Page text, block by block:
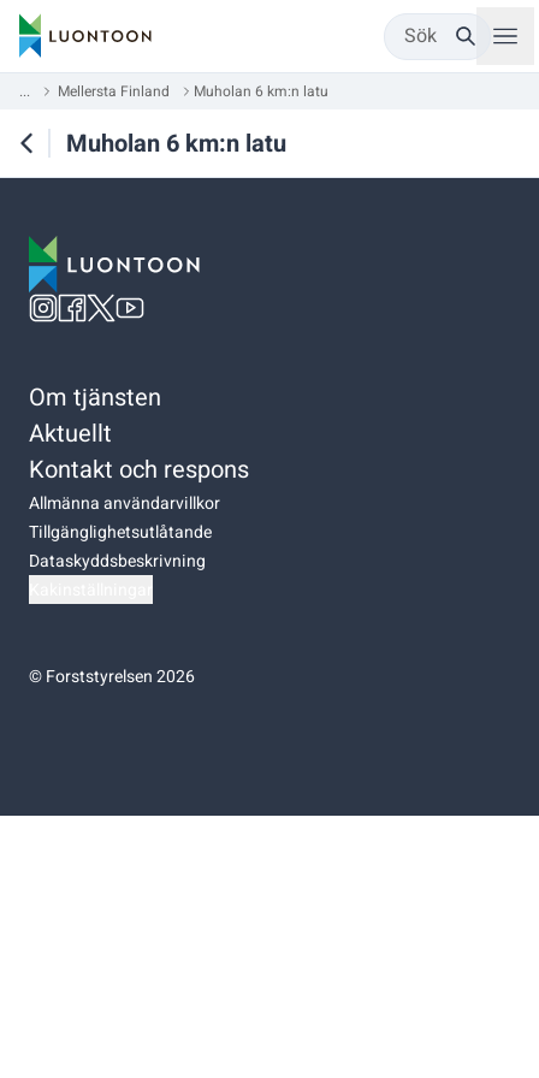
Sök
... Mellersta Finland Muholan 6 km:n latu
Muholan 6 km:n latu
Om tjänsten
Aktuellt
Kontakt och respons
Allmänna användarvillkor
Tillgänglighetsutlåtande
Dataskyddsbeskrivning
©Forststyrelsen 2026